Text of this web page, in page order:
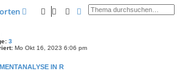
SucheErweiterte Suche
3
Mo Okt 16, 2023 6:06 pm
IN R